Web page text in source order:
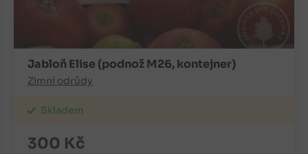
Jabloň Elise (podnož M26, kontejner)
Zimní odrůdy
Skladem
300 Kč